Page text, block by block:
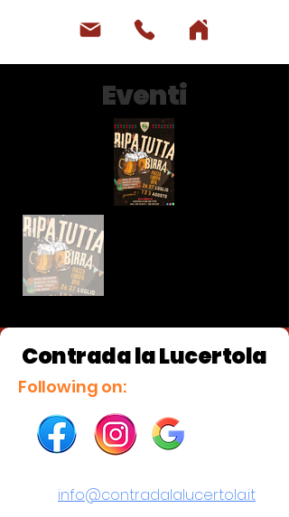
Eventi
Contrada la Lucertola
Following on:
info@contradalalucertola.it